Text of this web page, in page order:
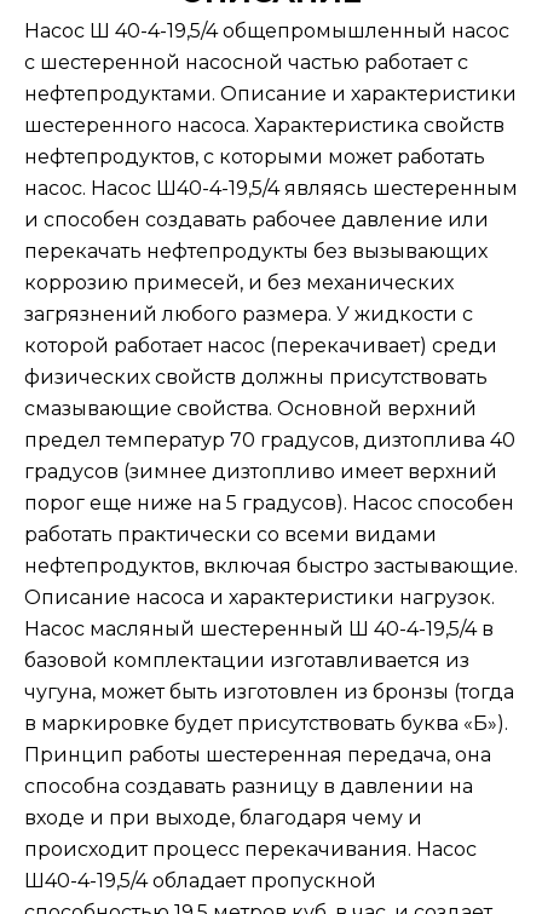
Насос Ш 40-4-19,5/4 общепромышленный насос
с шестеренной насосной частью работает с
нефтепродуктами. Описание и характеристики
шестеренного насоса. Характеристика свойств
нефтепродуктов, с которыми может работать
насос. Насос Ш40-4-19,5/4 являясь шестеренным
и способен создавать рабочее давление или
перекачать нефтепродукты без вызывающих
коррозию примесей, и без механических
загрязнений любого размера. У жидкости с
которой работает насос (перекачивает) среди
физических свойств должны присутствовать
смазывающие свойства. Основной верхний
предел температур 70 градусов, дизтоплива 40
градусов (зимнее дизтопливо имеет верхний
порог еще ниже на 5 градусов). Насос способен
работать практически со всеми видами
нефтепродуктов, включая быстро застывающие.
Описание насоса и характеристики нагрузок.
Насос масляный шестеренный Ш 40-4-19,5/4 в
базовой комплектации изготавливается из
чугуна, может быть изготовлен из бронзы (тогда
в маркировке будет присутствовать буква «Б»).
Принцип работы шестеренная передача, она
способна создавать разницу в давлении на
входе и при выходе, благодаря чему и
происходит процесс перекачивания. Насос
Ш40-4-19,5/4 обладает пропускной